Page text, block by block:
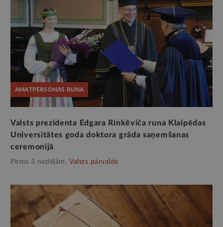
AMATPERSONAS RUNA
Valsts prezidenta Edgara Rinkēviča runa Klaipēdas
Universitātes goda doktora grāda saņemšanas
ceremonijā
Pirms 3 nedēļām, Valsts pārvalde